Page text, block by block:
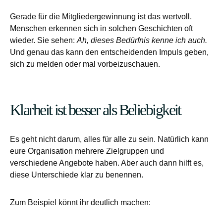
Gerade für die Mitgliedergewinnung ist das wertvoll.
Menschen erkennen sich in solchen Geschichten oft
wieder. Sie sehen: Ah, dieses Bedürfnis kenne ich auch.
Und genau das kann den entscheidenden Impuls geben,
sich zu melden oder mal vorbeizuschauen.
Klarheit ist besser als Beliebigkeit
Es geht nicht darum, alles für alle zu sein. Natürlich kann
eure Organisation mehrere Zielgruppen und
verschiedene Angebote haben. Aber auch dann hilft es,
diese Unterschiede klar zu benennen.
Zum Beispiel könnt ihr deutlich machen: